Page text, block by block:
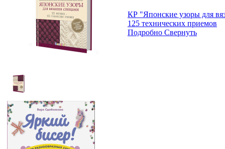
КР "Японские узоры для
125 технических приемов
Подробно Свернуть